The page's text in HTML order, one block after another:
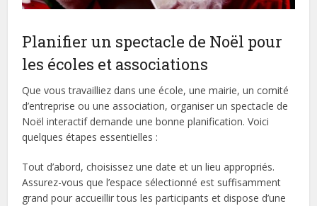
Planifier un spectacle de Noël pour
les écoles et associations
Que vous travailliez dans une école, une mairie, un comité
d’entreprise ou une association, organiser un spectacle de
Noël interactif demande une bonne planification. Voici
quelques étapes essentielles :
Tout d’abord, choisissez une date et un lieu appropriés.
Assurez-vous que l’espace sélectionné est suffisamment
grand pour accueillir tous les participants et dispose d’une